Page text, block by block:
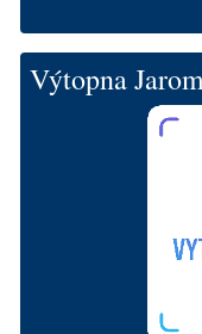
Výtopna